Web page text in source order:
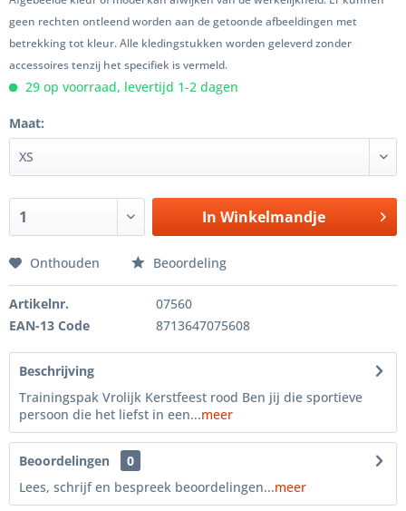
geen rechten ontleend worden aan de getoonde afbeeldingen met
betrekking tot kleur. Alle kledingstukken worden geleverd zonder
accessoires tenzij het specifiek is vermeld.
29 op voorraad, levertijd 1-2 dagen
Maat:
In Winkelmandje
Onthouden Beoordeling
Artikelnr.
07560
EAN-13 Code
8713647075608
Beschrijving
Trainingspak Vrolijk Kerstfeest rood Ben jij die sportieve
persoon die het liefst in een...meer
Beoordelingen
0
Lees, schrijf en bespreek beoordelingen...meer